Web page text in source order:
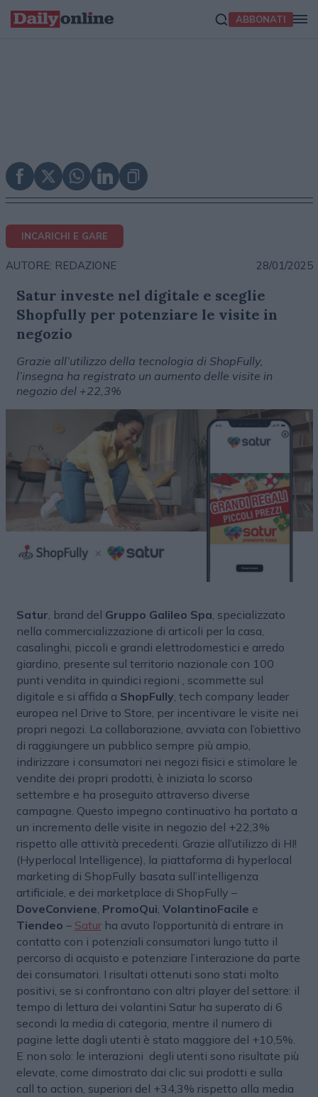
ABBONATI
INCARICHI E GARE
AUTORE: REDAZIONE 28/01/2025
Satur investe nel digitale e sceglie
Shopfully per potenziare le visite in
negozio
Grazie all’utilizzo della tecnologia di ShopFully,
l’insegna ha registrato un aumento delle visite in
negozio del +22,3%
Satur, brand del Gruppo Galileo Spa, specializzato
nella commercializzazione di articoli per la casa,
casalinghi, piccoli e grandi elettrodomestici e arredo
giardino, presente sul territorio nazionale con 100
punti vendita in quindici regioni , scommette sul
digitale e si affida a ShopFully, tech company leader
europea nel Drive to Store, per incentivare le visite nei
propri negozi. La collaborazione, avviata con l’obiettivo
di raggiungere un pubblico sempre più ampio,
indirizzare i consumatori nei negozi fisici e stimolare le
vendite dei propri prodotti, è iniziata lo scorso
settembre e ha proseguito attraverso diverse
campagne. Questo impegno continuativo ha portato a
un incremento delle visite in negozio del +22,3%
rispetto alle attività precedenti. Grazie all’utilizzo di HI!
(Hyperlocal Intelligence), la piattaforma di hyperlocal
marketing di ShopFully basata sull’intelligenza
artificiale, e dei marketplace di ShopFully –
DoveConviene, PromoQui, VolantinoFacile e
Tiendeo – Saturha avuto l’opportunità di entrare in
contatto con i potenziali consumatori lungo tutto il
percorso di acquisto e potenziare l’interazione da parte
dei consumatori. I risultati ottenuti sono stati molto
positivi, se si confrontano con altri player del settore: il
tempo di lettura dei volantini Satur ha superato di 6
secondi la media di categoria, mentre il numero di
pagine lette dagli utenti è stato maggiore del +10,5%.
E non solo: le interazioni degli utenti sono risultate più
elevate, come dimostrato dai clic sui prodotti e sulla
call to action, superiori del +34,3% rispetto alla media